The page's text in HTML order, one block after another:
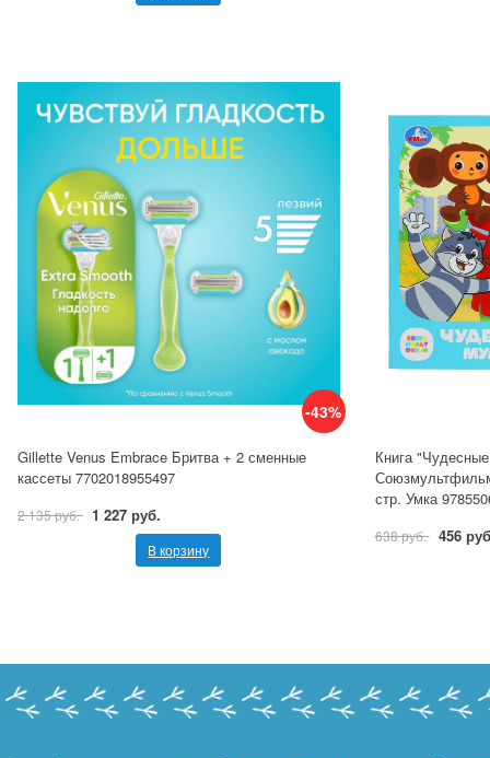
-43%
Gillette Venus Embrace Бритва + 2 сменные
кассеты 7702018955497
2 135 руб. 1 227 руб.
В корзину
Книга
стр. Умка
638 руб. 456